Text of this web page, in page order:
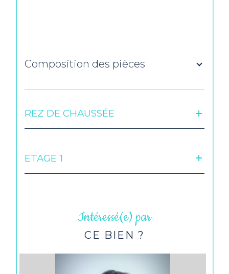
Composition des pièces
REZ DE CHAUSSÉE
ETAGE 1
Intéressé(e) par
CE BIEN ?